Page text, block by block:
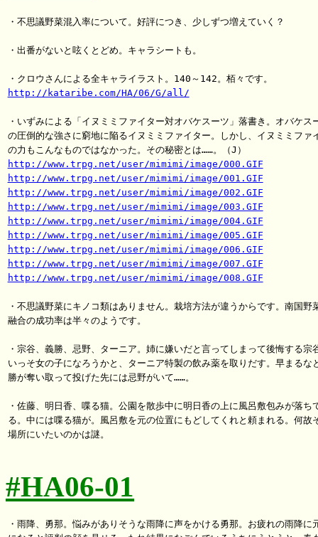
・不思議野菜混入率について。好評につき、少しずつ増えていく？
・出番がないと呟くとどめ。キャラシートも。
http://kataribe.com/HA/06/G/all/
・いずみによる「イヌミミファイター対オバケスーツ」落書き。オバケス
の圧倒的な強さに窮地に陥るイヌミミファイター。しかし、イヌミミファ
http://www.trpg.net/user/mimimi/image/000.GIF
http://www.trpg.net/user/mimimi/image/001.GIF
http://www.trpg.net/user/mimimi/image/002.GIF
http://www.trpg.net/user/mimimi/image/003.GIF
http://www.trpg.net/user/mimimi/image/004.GIF
http://www.trpg.net/user/mimimi/image/005.GIF
http://www.trpg.net/user/mimimi/image/006.GIF
http://www.trpg.net/user/mimimi/image/007.GIF
http://www.trpg.net/user/mimimi/image/008.GIF
・不思議野菜にキノコ類はありません。栽培方法が違うからです。南国野
融合の成功率は半々のようです。
・宗谷、義勝、忌野、ターニア。姉に嫌いだと言ってしまって後悔する宗
いっそ女の子になろうかと、ターニア特製の飲み薬を取りだす。早まるな
勝が奪い取って投げた先には忌野がいて……。
・佐藤、明日香、喋る猫。公園を散歩中に明日香の上に風呂敷包みが落ち
る。中には喋る猫が。風呂敷を元の位置にもどしてくれと頼まれる。何故
場所にいたいのかは謎。
#HA06-01
・雨降、勇那。悩みがありそうな雨降に声をかける勇那。お疲れの雨降に